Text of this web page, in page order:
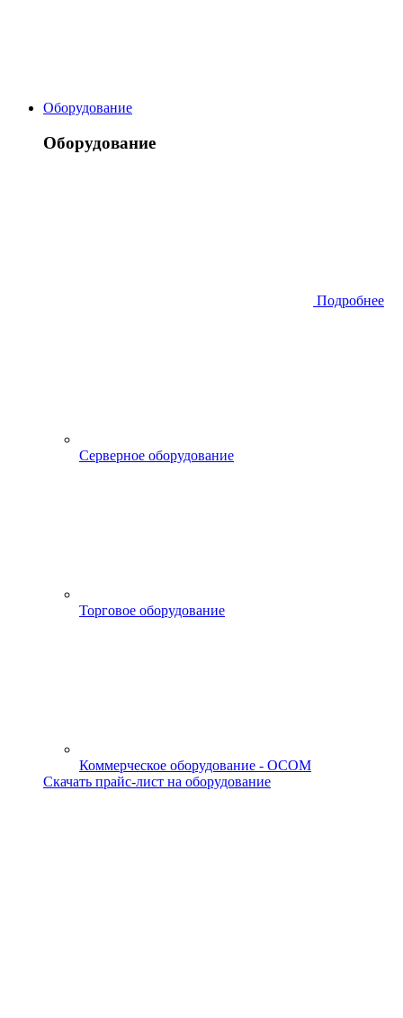
Оборудование
Оборудование
Подробнее
Серверное оборудование
Торговое оборудование
Коммерческое оборудование - OCOM
Скачать прайс-лист на оборудование